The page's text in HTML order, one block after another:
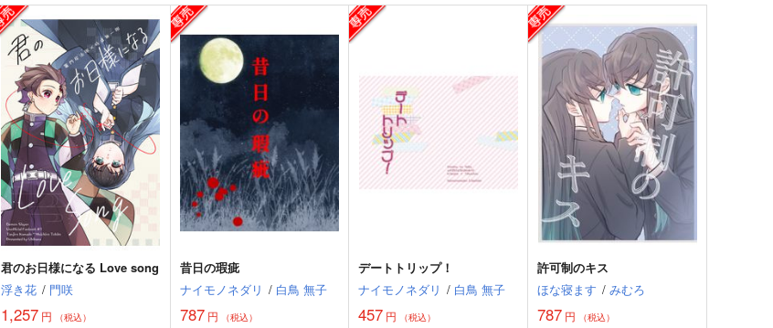
君のお日様になる Love song
浮き花 / 門咲
1,257円 （税込）
昔日の瑕疵
ナイモノネダリ / 白鳥 無子
787円 （税込）
デートトリップ！
ナイモノネダリ / 白鳥 無子
457 円 （税込）
許可制のキス
ほな寝ます / みむろ
787 円 （税込）